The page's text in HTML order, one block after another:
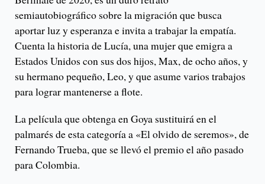
semiautobiográfico sobre la migración que busca
aportar luz y esperanza e invita a trabajar la empatía.
Cuenta la historia de Lucía, una mujer que emigra a
Estados Unidos con sus dos hijos, Max, de ocho años, y
su hermano pequeño, Leo, y que asume varios trabajos
para lograr mantenerse a flote.
La película que obtenga en Goya sustituirá en el
palmarés de esta categoría a «El olvido de seremos», de
Fernando Trueba, que se llevó el premio el año pasado
para Colombia.